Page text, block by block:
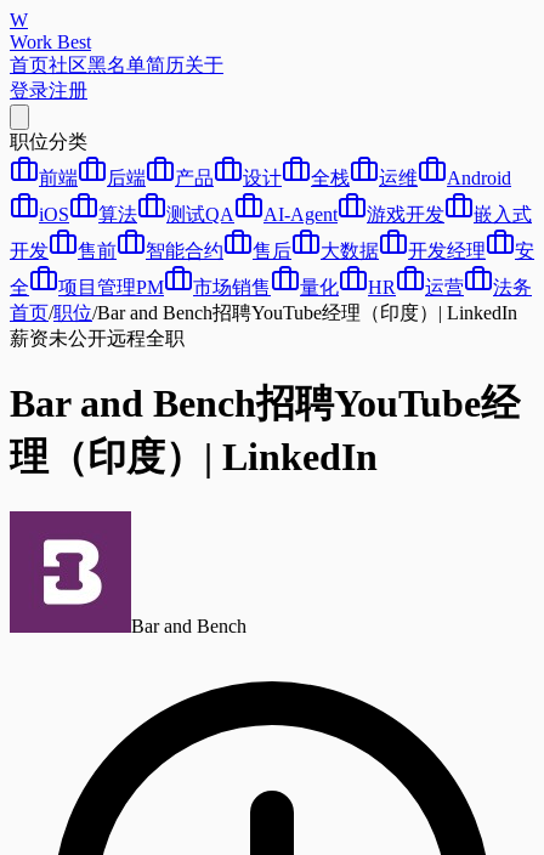
W
Work Best
首页社区黑名单简历关于
登录注册
职位分类
前端
后端 产品 设计 全栈 运维
Android
iOS
算法 测试QA AI-Agent 游戏开发
嵌入式
开发
售前 智能合约 售后 大数据 开发经理
安
全
项目管理PM 市场销售 量化 HR 运营
法务
首页/职位/Bar and Bench招聘YouTube经理（印度）| LinkedIn
薪资未公开远程全职
Bar and Bench招聘YouTube经
理（印度）| LinkedIn
Bar and Bench